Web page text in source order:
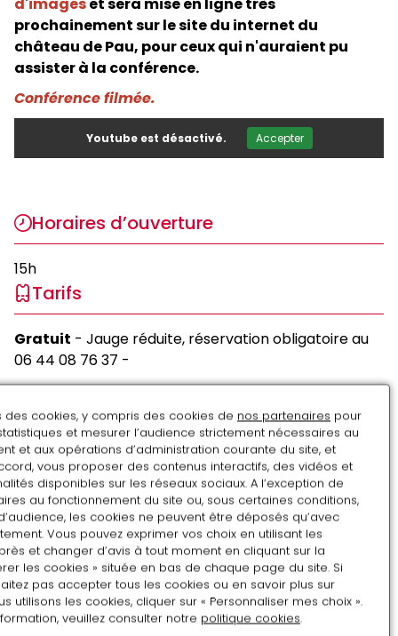
prochainement sur le site du internet du
château de Pau, pour ceux qui n'auraient pu
assister à la conférence.
Conférence filmée.
Youtube est désactivé. Accepter
Horaires d’ouverture
15h
Tarifs
Gratuit - Jauge réduite, réservation obligatoire au
06 44 08 76 37 -
Merci de porter un masque.
Nous informons le public assistant à l’événement
que cette conférence sera filmée.
des cookies, y compris des cookies de nos partenaires pour
et mesurer l’audience strictement nécessaires au
et aux opérations d’administration courante du site, et
vous proposer des contenus interactifs, des vidéos et
disponibles sur les réseaux sociaux. A l’exception de
au fonctionnement du site ou, sous certaines conditions,
les cookies ne peuvent être déposés qu’avec
Vous pouvez exprimer vos choix en utilisant les
et changer d’avis à tout moment en cliquant sur la
les cookies » située en bas de chaque page du site. Si
pas accepter tous les cookies ou en savoir plus sur
utilisons les cookies, cliquer sur « Personnaliser mes choix ».
veuillez consulter notre politique cookies.